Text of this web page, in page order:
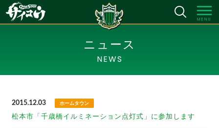
MENU
ニュース
NEWS
2015.12.03 ホームタウン
松本市「千歳橋イルミネーション点灯式」に参加します